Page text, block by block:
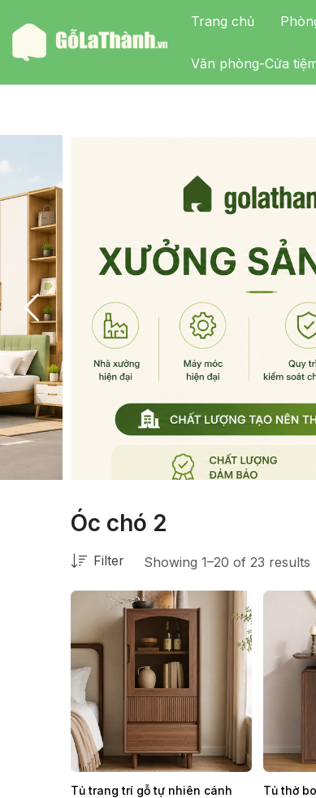
Trang chủ
Văn phòng-Cửa
Óc chó 2
Showing 1–20 of 23 results
Filter
Tủ trang trí gỗ tự nhiên cánh
Tủ thờ